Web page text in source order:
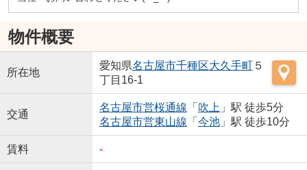
物件概要
所在地
愛知県名古屋市千種区大久手町５
丁目16-1
交通
名古屋市営桜通線 「 吹上」駅 徒歩5分
名古屋市営東山線 「 今池」駅 徒歩10分
賃料 -